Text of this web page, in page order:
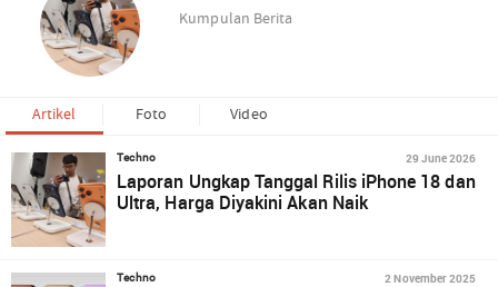
Kumpulan Berita
Artikel Foto Video
Techno 29 June 2026
Laporan Ungkap Tanggal Rilis iPhone 18 dan
Ultra, Harga Diyakini Akan Naik
Techno 2 November 2025